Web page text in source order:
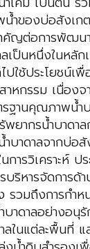
ำของบ่อสังเก
ญต่อการพัฒนา
เป็นหนึ่งในหลัก
ปใช้ประโยชน์เ
หกรรม เนื่องจ
รฐานคุณภาพน้ำ
ยากรน้ำบาดาล
บาดาลจากบ่อ
ารวิเคราะห์ ป
บริหารจัดการด้
รวมถึงการกำห
าดาลอย่างอนุ
ในแต่ละพื้นที่